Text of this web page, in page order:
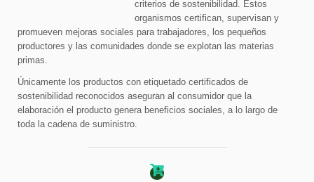
criterios de sostenibilidad. Estos
organismos certifican, supervisan y
promueven mejoras sociales para trabajadores, los pequeños
productores y las comunidades donde se explotan las materias
primas.
Únicamente los productos con etiquetado certificados de
sostenibilidad reconocidos aseguran al consumidor que la
elaboración el producto genera beneficios sociales, a lo largo de
toda la cadena de suministro.